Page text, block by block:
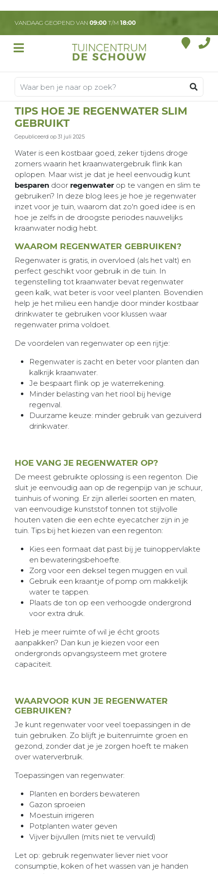
a
t
VANDAAG GEOPEND VAN 09:00 T/M 18:00
TIPS HOE JE REGENWATER SLIM
GEBRUIKT
Gepubliceerd op 31 juli 2025
Water is een kostbaar goed, zeker tijdens droge
zomers waarin het kraanwatergebruik flink kan
oplopen. Maar wist je dat je heel eenvoudig kunt
besparen door regenwater op te vangen en slim te
gebruiken? In deze blog lees je hoe je regenwater
inzet voor je tuin, waarom dat zo'n goed idee is en
hoe je zelfs in de droogste periodes nauwelijks
kraanwater nodig hebt.
WAAROM REGENWATER GEBRUIKEN?
Regenwater is gratis, in overvloed (als het valt) en
perfect geschikt voor gebruik in de tuin. In
tegenstelling tot kraanwater bevat regenwater
geen kalk, wat beter is voor veel planten. Bovendien
help je het milieu een handje door minder kostbaar
drinkwater te gebruiken voor klussen waar
regenwater prima voldoet.
De voordelen van regenwater op een rijtje:
Regenwater is zacht en beter voor planten dan
kalkrijk kraanwater.
Je bespaart flink op je waterrekening.
Minder belasting van het riool bij hevige
regenval.
Duurzame keuze: minder gebruik van gezuiverd
drinkwater.
HOE VANG JE REGENWATER OP?
De meest gebruikte oplossing is een regenton. Die
sluit je eenvoudig aan op de regenpijp van je schuur,
tuinhuis of woning. Er zijn allerlei soorten en maten,
van eenvoudige kunststof tonnen tot stijlvolle
houten vaten die een echte eyecatcher zijn in je
tuin. Tips bij het kiezen van een regenton:
Kies een formaat dat past bij je tuinoppervlakte
en bewateringsbehoefte.
Zorg voor een deksel tegen muggen en vuil.
Gebruik een kraantje of pomp om makkelijk
water te tappen.
Plaats de ton op een verhoogde ondergrond
voor extra druk.
Heb je meer ruimte of wil je écht groots
aanpakken? Dan kun je kiezen voor een
ondergronds opvangsysteem met grotere
capaciteit.
WAARVOOR KUN JE REGENWATER
GEBRUIKEN?
Je kunt regenwater voor veel toepassingen in de
tuin gebruiken. Zo blijft je buitenruimte groen en
gezond, zonder dat je je zorgen hoeft te maken
over waterverbruik.
Toepassingen van regenwater:
Planten en borders bewateren
Gazon sproeien
Moestuin irrigeren
Potplanten water geven
Vijver bijvullen (mits niet te vervuild)
Let op: gebruik regenwater liever niet voor
consumptie, koken of het wassen van je handen